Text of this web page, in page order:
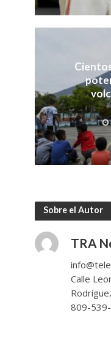
Sobre el Autor
TRA
Calle
809-